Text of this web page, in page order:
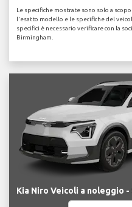
Le specifiche mostrate sono solo a
l'esatto modello e le specifiche del
specifici è necessario verificare con la
Birmingham.
Kia Niro Veicoli a noleggio